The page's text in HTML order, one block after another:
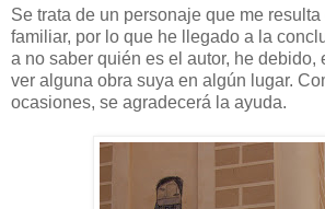
Se trata de un personaje que me
familiar, por lo que he llegado a la
a no saber quién es el autor, he debido,
ver alguna obra suya en algún lugar.
ocasiones, se agradecerá la ayuda.